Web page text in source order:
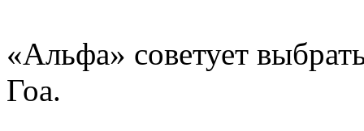
«Альфа» советует
Гоа.